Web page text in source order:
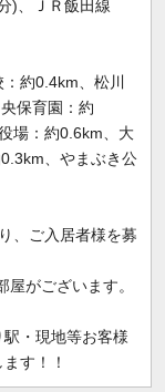
)、ＪＲ飯田線
約0.4km、松川
保育園：約
場：約0.6km、大
、やまぶき公
、ご入居者様を募
がございます。
・現地等お客様
す！！